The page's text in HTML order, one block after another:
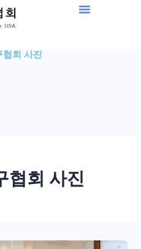
협회 사진
협회 사진